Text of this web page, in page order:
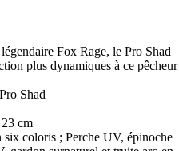
Fox Rage, le Pro Shad
plus dynamiques à ce pêcheur
Shad
cm
coloris ; Perche UV, épinoche